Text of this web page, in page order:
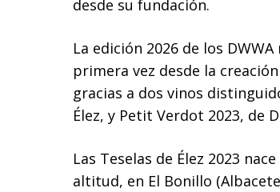
desde su fundación.
La edición 2026 de los
primera vez desde la
gracias a dos vinos
Élez, y Petit Verdot 2023, de
Las Teselas de Élez 2023
altitud, en El Bonillo